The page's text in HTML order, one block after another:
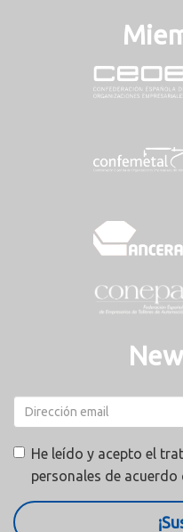
He leído y acepto el
personales de acuerdo